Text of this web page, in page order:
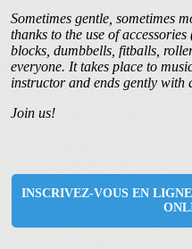
Sometimes gentle, sometimes
thanks to the use of
blocks, dumbbells, fitballs,
everyone. It takes place to
instructor and ends gently with
Join us!
INSCRIVEZ-VOUS EN